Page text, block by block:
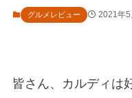
グルメレビュー 2021年5
皆さん、カルディは